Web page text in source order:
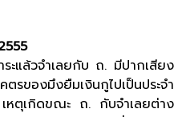
ะแล้วจำเลยกับ ถ. มีปากเสียง
รของมึงยืมเงินกูไปเป็นประจำ
ตุเกิดขณะ ถ. กับจำเลยต่าง